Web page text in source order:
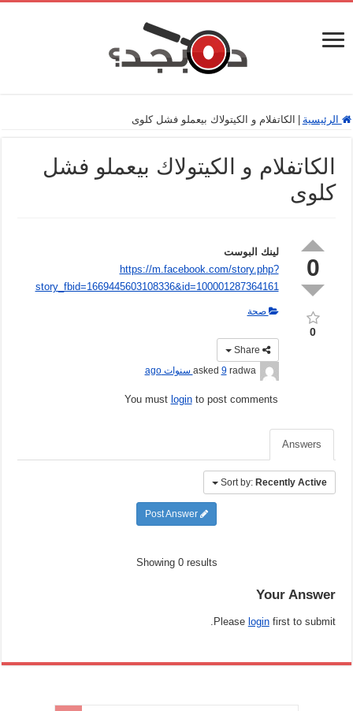
الرئيسية الكاتفلام و الكيتولاك بيعملو فشل كلوى
الكاتفلام و الكيتولاك بيعملو فشل
كلوى
0
0
لينك البوست
https://m.facebook.com/story.php?
story_fbid=1669445603108336&id=100001287364161
صحة
radwa
asked9 سنوات ago
You must loginto post comments
Answers
Sort by: Recently Active
Showing 0 results
Your Answer
Please loginfirst to submit.